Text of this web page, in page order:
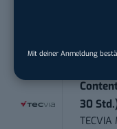
Mit deiner Anmeldung
30
TECVIA